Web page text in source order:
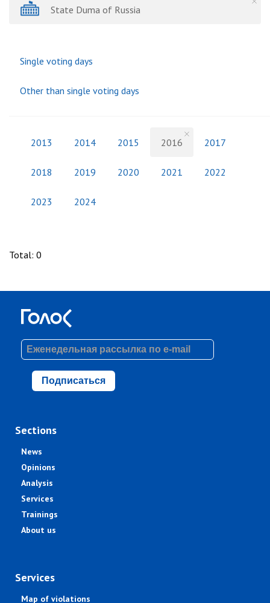
State Duma of Russia
Single voting days
Other than single voting days
2013 2014 2015 2016 2017
2018 2019 2020 2021 2022
2023 2024
Total: 0
Подписаться
Sections
News
Opinions
Analysis
Services
Trainings
About us
Services
Map of violations